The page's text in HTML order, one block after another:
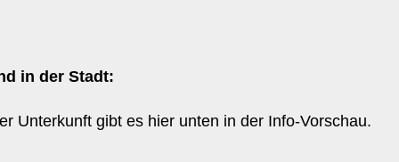
in der Stadt:
Unterkunft gibt es hier unten in der Info-Vorschau.